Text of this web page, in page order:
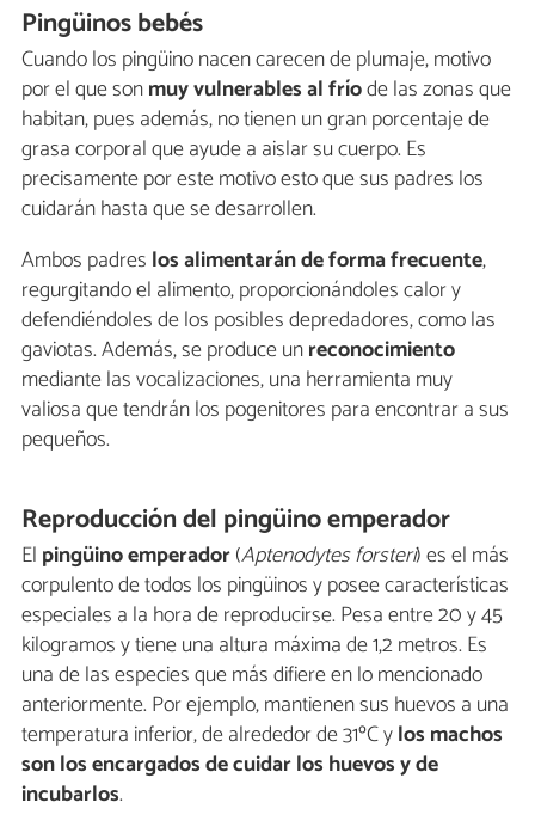
Pingüinos bebés
Cuando los pingüino nacen carecen de plumaje, motivo
por el que sonmuy vulnerables al fríode las zonas que
habitan, pues además, no tienen un gran porcentaje de
grasa corporal que ayude a aislar su cuerpo. Es
precisamente por este motivo esto que sus padres los
cuidarán hasta que se desarrollen.
Ambos padres los alimentarán de forma frecuente,
regurgitando el alimento, proporcionándoles calor y
defendiéndoles de los posibles depredadores, como las
gaviotas. Además, se produce unreconocimiento
mediante las vocalizaciones, una herramienta muy
valiosa que tendrán los pogenitores para encontrar a sus
pequeños.
Reproducción del pingüino emperador
El pingüino emperador(Aptenodytes forsteri) es el más
corpulento de todos los pingüinos y posee características
especiales a la hora de reproducirse. Pesa entre 20 y 45
kilogramos y tiene una altura máxima de 1,2 metros. Es
una de las especies que más difiere en lo mencionado
anteriormente. Por ejemplo, mantienen sus huevos a una
temperatura inferior, de alrededor de 31ºC ylos machos
son los encargados de cuidar los huevos y de
incubarlos.